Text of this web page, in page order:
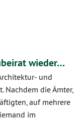
wieder…
und
Nachdem die Ämter,
auf mehrere
im